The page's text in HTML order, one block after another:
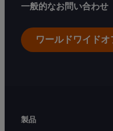
一般的なお問い合わせ
ワールドワイドオ
製品